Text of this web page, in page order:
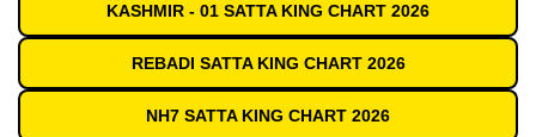
KASHMIR - 01 SATTA KING CHART 2026
REBADI SATTA KING CHART 2026
NH7 SATTA KING CHART 2026